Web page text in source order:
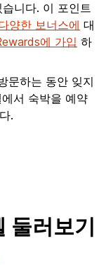
니다. 이 포인트
양한 보너스에 대
에 가입 하
문하는 동안 잊지
서 숙박을 예약
.
둘러보기